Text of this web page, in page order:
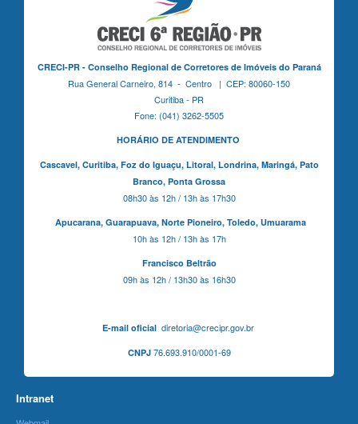
CRECI-PR - Conselho Regional de Corretores de Imóveis do Paraná
Rua General Carneiro, 814 - Centro | CEP: 80060-150
Curitiba - PR
Fone: (041) 3262-5505
HORÁRIO DE ATENDIMENTO
Cascavel, Curitiba,Foz do Iguaçu, Litoral, Londrina, Maringá, Pato
Branco, Ponta Grossa
08h30 às 12h / 13h às 17h30
Apucarana, Guarapuava, Norte Pioneiro, Toledo, Umuarama
10h às 12h / 13h às 17h
Francisco Beltrão
09h às 12h / 13h30 às 16h30
E-mail oficialdiretoria@crecipr.gov.br
CNPJ76.693.910/0001-69
Intranet